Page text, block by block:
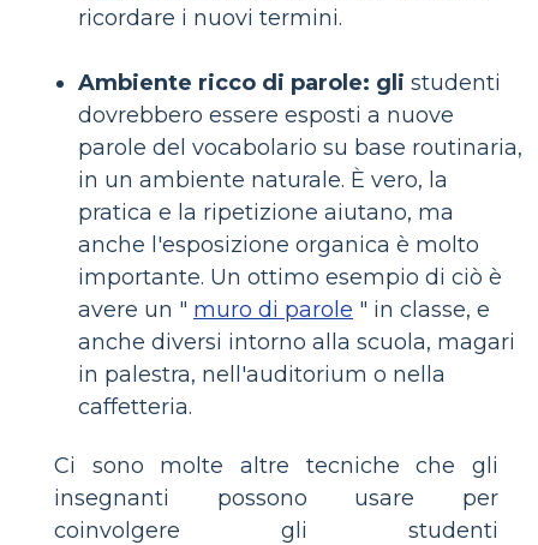
ricordare i nuovi termini.
Ambiente ricco di parole: gli studenti
dovrebbero essere esposti a nuove
parole del vocabolario su base routinaria,
in un ambiente naturale. È vero, la
pratica e la ripetizione aiutano, ma
anche l'esposizione organica è molto
importante. Un ottimo esempio di ciò è
avere un " muro di parole " in classe, e
anche diversi intorno alla scuola, magari
in palestra, nell'auditorium o nella
caffetteria.
Ci sono molte altre tecniche che gli
insegnanti possono usare per
coinvolgere gli studenti